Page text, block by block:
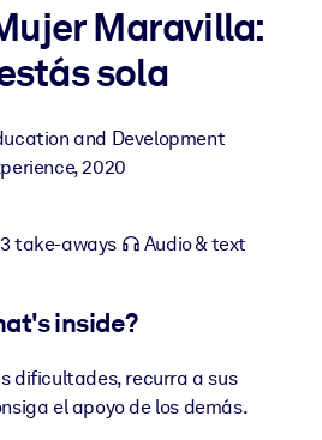
with trusted, ready-to-use business
Maravilla:
sola
and Development
,2020
3 take-aways Audio & text
inside?
dificultades, recurra a sus
el apoyo de los demás.